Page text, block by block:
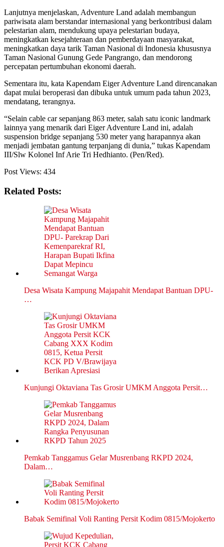
Lanjutnya menjelaskan, Adventure Land adalah membangun
pariwisata alam berstandar internasional yang berkontribusi dalam
pelestarian alam, mendukung upaya pelestarian budaya,
meningkatkan kesejahteraan dan pemberdayaan masyarakat,
meningkatkan daya tarik Taman Nasional di Indonesia khususnya
Taman Nasional Gunung Gede Pangrango, dan mendorong
percepatan pertumbuhan ekonomi daerah.
Sementara itu, kata Kapendam Eiger Adventure Land direncanakan
dapat mulai beroperasi dan dibuka untuk umum pada tahun 2023,
mendatang, terangnya.
“Selain cable car sepanjang 863 meter, salah satu iconic landmark
lainnya yang menarik dari Eiger Adventure Land ini, adalah
suspension bridge sepanjang 530 meter yang harapannya akan
menjadi jembatan gantung terpanjang di dunia,” tukas Kapendam
III/Slw Kolonel Inf Arie Tri Hedhianto. (Pen/Red).
Post Views: 434
Related Posts:
Desa Wisata Kampung Majapahit Mendapat Bantuan DPU-
…
Kunjungi Oktaviana Tas Grosir UMKM Anggota Persit…
Pemkab Tanggamus Gelar Musrenbang RKPD 2024,
Dalam…
Babak Semifinal Voli Ranting Persit Kodim 0815/Mojokerto